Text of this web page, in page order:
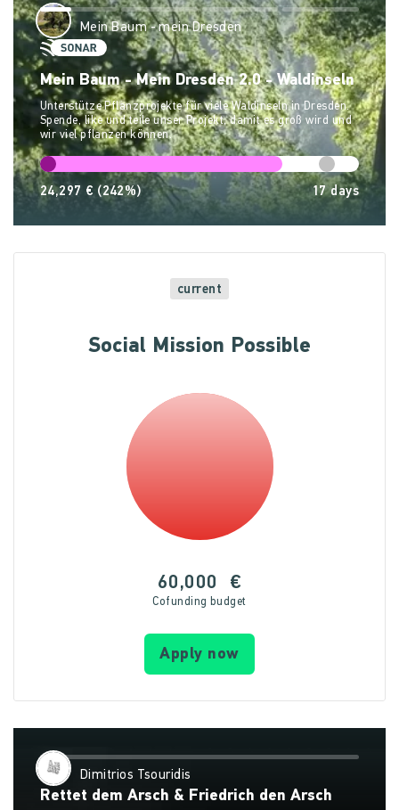
Mein Baum - mein Dresden
Mein Baum - Mein Dresden 2.0 - Waldinseln
Unterstütze Pflanzprojekte für viele Waldinseln in Dresden.
Spende, like und teile unser Projekt, damit es groß wird und
wir viel pflanzen können.
24,297 € (242%) 17days
current
Social Mission Possible
60,000 €
Cofunding budget
Apply now
Dimitrios Tsouridis
Rettet dem Arsch & Friedrich den Arsch